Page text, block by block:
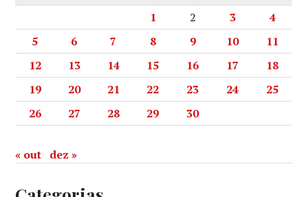
1 2 3
4
5
6 7 8 9 10
11
12
13 14 15 16 17
18
19
20 21 22 23 24
25
26
27 28 29 30
« out dez »